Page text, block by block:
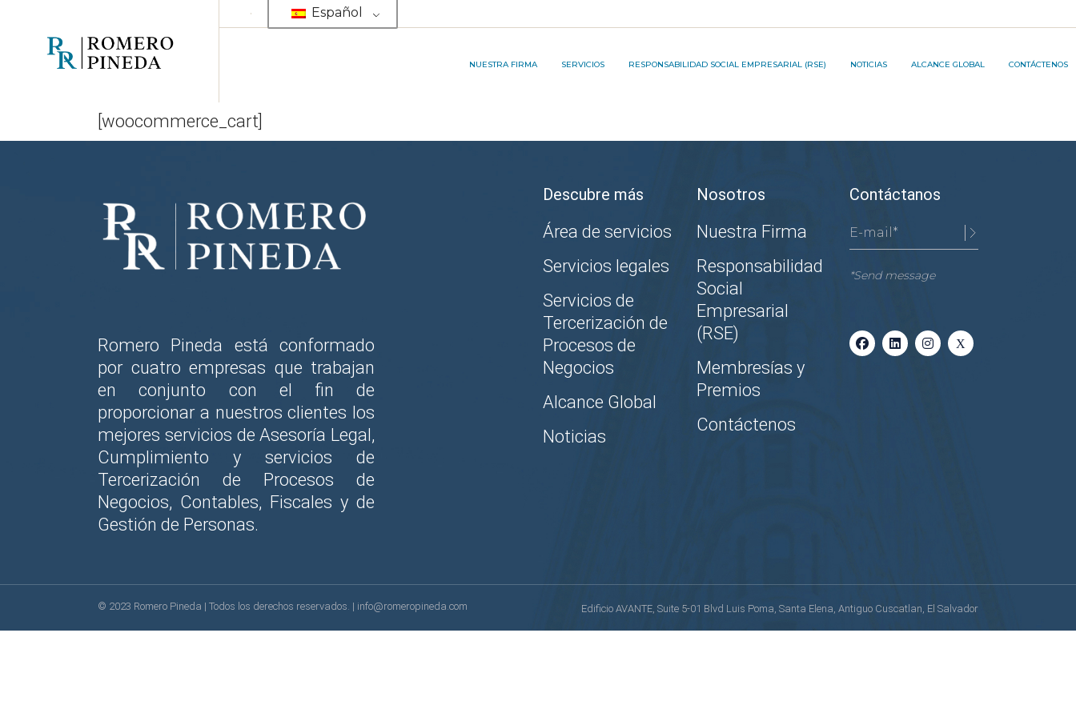
Español
NUESTRA FIRMA SERVICIOS
SERVICIOS DE TERCERIZACIÓN DE
RESPONSABILIDAD SOCIAL EMPRESARIAL (RSE) NOTICIAS ALCANCE GLOBAL CONTÁCTENOS
NUESTRO EQUIPOÁREA DE SERVICIOSRP&A INNOVATION PROJECT ®️
[woocommerce_cart]
Romero Pineda está conformado
por cuatro empresas que trabajan
en conjunto con el fin de
proporcionar a nuestros clientes los
mejores servicios de Asesoría Legal,
Cumplimiento y servicios de
Tercerización de Procesos de
Negocios, Contables, Fiscales y de
Gestión de Personas.
Descubre más
Área de servicios
Servicios legales
Servicios de
Tercerización de
Procesos de
Negocios
Alcance Global
Noticias
Nosotros
Nuestra Firma
Responsabilidad
Social
Empresarial
(RSE)
Membresías y
Premios
Contáctenos
Contáctanos
*Send message
© 2023 Romero Pineda | Todos los derechos reservados. | info@romeropineda.com Edificio AVANTE, Suite 5-01 Blvd Luis Poma, Santa Elena, Antiguo Cuscatlan, El Salvador